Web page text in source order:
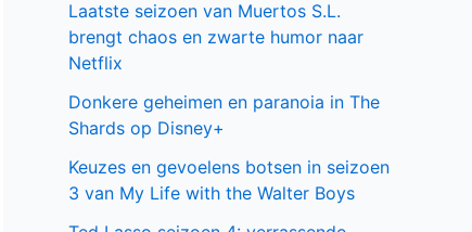
Laatste seizoen van Muertos S.L.
brengt chaos en zwarte humor naar
Netflix
Donkere geheimen en paranoia in The
Shards op Disney+
Keuzes en gevoelens botsen in seizoen
3 van My Life with the Walter Boys